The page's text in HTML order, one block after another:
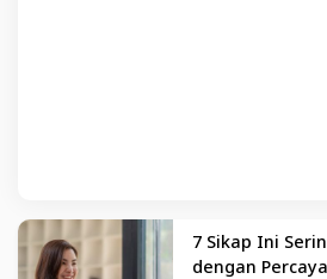
7 Sikap Ini
dengan